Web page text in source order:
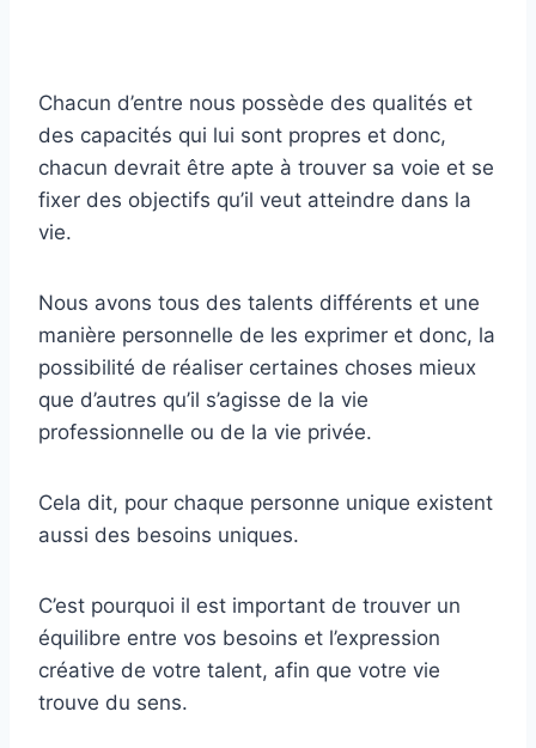
Chacun d’entre nous possède des qualités et
des capacités qui lui sont propres et donc,
chacun devrait être apte à trouver sa voie et se
fixer des objectifs qu’il veut atteindre dans la
vie.
Nous avons tous des talents différents et une
manière personnelle de les exprimer et donc, la
possibilité de réaliser certaines choses mieux
que d’autres qu’il s’agisse de la vie
professionnelle ou de la vie privée.
Cela dit, pour chaque personne unique existent
aussi des besoins uniques.
C’est pourquoi il est important de trouver un
équilibre entre vos besoins et l’expression
créative de votre talent, afin que votre vie
trouve du sens.